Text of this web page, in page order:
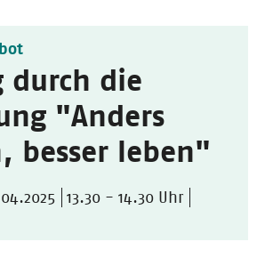
durch die
"Anders
besser leben"
13.30 - 14.30 Uhr